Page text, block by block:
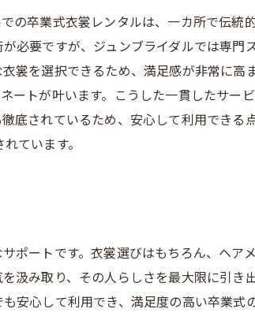
の卒業式衣裳レンタルは、一カ所で伝統
必要ですが、ジュンブライダルでは専門
裳を選択できるため、満足感が非常に高
ートが叶います。こうした一貫したサー
底されているため、安心して利用できる
ています。
ポートです。衣裳選びはもちろん、ヘア
汲み取り、その人らしさを最大限に引き
安心して利用でき、満足度の高い卒業式